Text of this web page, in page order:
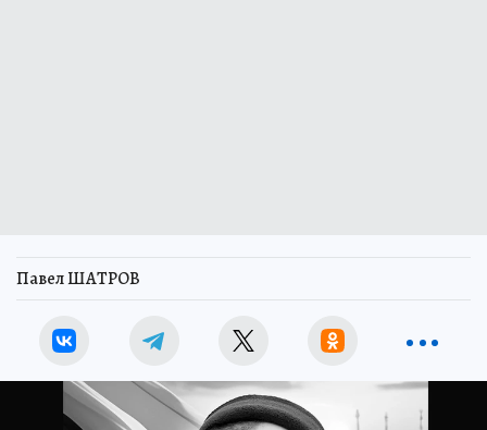
Павел ШАТРОВ